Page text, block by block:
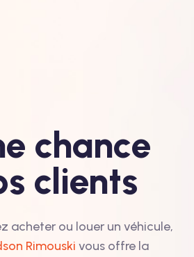
chance
clients
acheter ou louer un véhicule,
Rimouskivous offre la